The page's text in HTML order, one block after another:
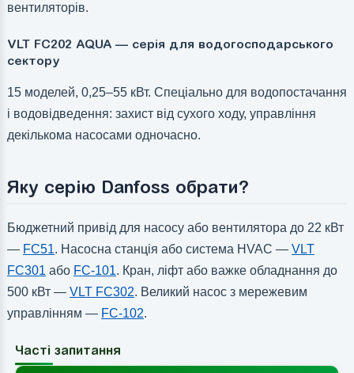
вентиляторів.
VLT FC202 AQUA — серія для водогосподарського
сектору
15 моделей, 0,25–55 кВт. Спеціально для водопостачання
і водовідведення: захист від сухого ходу, управління
декількома насосами одночасно.
Яку серію Danfoss обрати?
Бюджетний привід для насосу або вентилятора до 22 кВт
— FC51. Насосна станція або система HVAC — VLT
FC301 або FC-101. Кран, ліфт або важке обладнання до
500 кВт — VLT FC302. Великий насос з мережевим
управлінням — FC-102.
Часті запитання